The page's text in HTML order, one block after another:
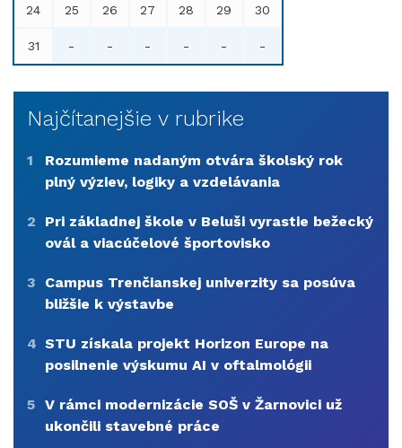
24 25 26 27 28 29 30
31 - - - - - -
Najčítanejšie v rubrike
1
Rozumieme nadaným otvára školský rok
plný výziev, logiky a vzdelávania
2
Pri základnej škole v Beluši vyrastie bežecký
ovál a viacúčelové športovisko
3
Campus Trenčianskej univerzity sa posúva
bližšie k výstavbe
4 STU získala projekt Horizon Europe na
posilnenie výskumu AI v oftalmológii
5 V rámci modernizácie SOŠ v Žarnovici už
ukončili stavebné práce